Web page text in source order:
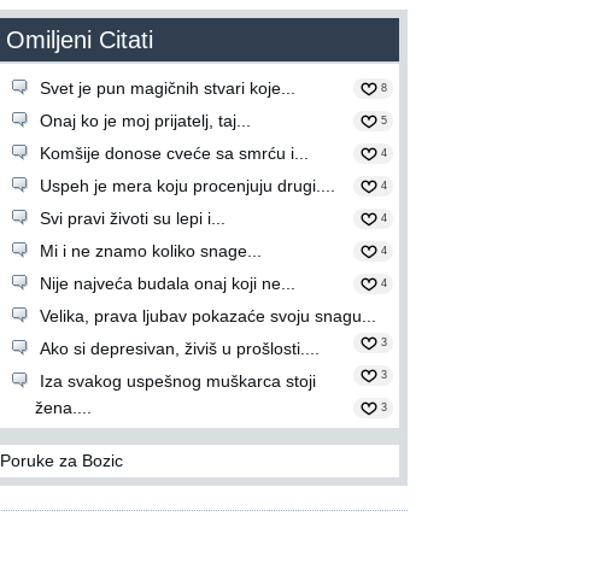
Omiljeni Citati
Svet je pun magičnih stvari koje... 8
Onaj ko je moj prijatelj, taj... 5
Komšije donose cveće sa smrću i... 4
Uspeh je mera koju procenjuju drugi.... 4
Svi pravi životi su lepi i... 4
Mi i ne znamo koliko snage... 4
Nije najveća budala onaj koji ne... 4
Velika, prava ljubav pokazaće svoju snagu...
3
Ako si depresivan, živiš u prošlosti....
3
Iza svakog uspešnog muškarca stoji
žena....
3
Poruke za Bozic